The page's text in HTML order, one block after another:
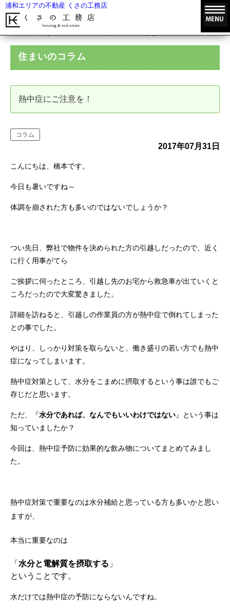
浦和エリアの不動産 くさの工務店
住まいのコラム
熱中症にご注意を！
コラム
2017年07月31日
こんにちは、橋本です。
今日も暑いですね～
体調を崩された方も多いのではないでしょうか？
つい先日、弊社で物件を決められた方の引越しだったので、近く
に行く用事がてら
ご挨拶に伺ったところ、引越し先のお宅から救急車が出ていくと
ころだったので大変驚きました。
詳細を訪ねると、引越しの作業員の方が熱中症で倒れてしまった
との事でした。
やはり、しっかり対策を取らないと、働き盛りの若い方でも熱中
症になってしまいます。
熱中症対策として、水分をこまめに摂取するという事は誰でもご
存じだと思います。
ただ、『水分であれば、なんでもいいわけではない』という事は
知っていましたか？
今回は、熱中症予防に効果的な飲み物についてまとめてみまし
た。
熱中症対策で重要なのは水分補給と思っている方も多いかと思い
ますが、
本当に重要なのは
「 水分と電解質を摂取する 」
ということです。
水だけでは熱中症の予防にならないんですね。